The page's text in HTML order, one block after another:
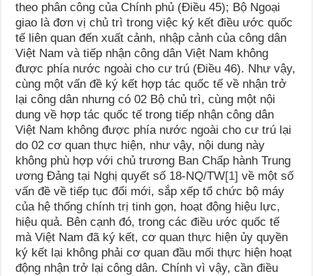
theo phân công của Chính phủ (Điều 45); Bộ Ngoại
giao là đơn vị chủ trì trong việc ký kết điều ước quốc
tế liên quan đến xuất cảnh, nhập cảnh của công dân
Việt Nam và tiếp nhận công dân Việt Nam không
được phía nước ngoài cho cư trú (Điều 46). Như vậy,
cùng một vấn đề ký kết hợp tác quốc tế về nhận trở
lại công dân nhưng có 02 Bộ chủ trì, cùng một nội
dung về hợp tác quốc tế trong tiếp nhận công dân
Việt Nam không được phía nước ngoài cho cư trú lại
do 02 cơ quan thực hiện, như vậy, nội dung này
không phù hợp với chủ trương Ban Chấp hành Trung
ương Đảng tại Nghị quyết số 18-NQ/TW[1] về một số
vấn đề về tiếp tục đổi mới, sắp xếp tổ chức bộ máy
của hệ thống chính trị tinh gọn, hoạt động hiệu lực,
hiệu quả. Bên cạnh đó, trong các điều ước quốc tế
mà Việt Nam đã ký kết, cơ quan thực hiện ủy quyền
ký kết lại không phải cơ quan đầu mối thực hiện hoạt
động nhận trở lại công dân. Chính vì vậy, cần điều